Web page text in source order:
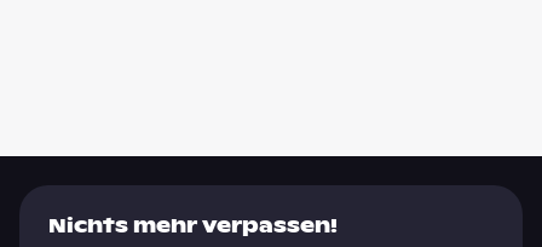
Nichts mehr verpassen!